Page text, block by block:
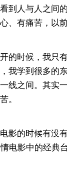
到人与人之间
、有痛苦，以
的时候，我只
我学到很多的
线之间。其实
。
影的时候有没
电影中的经典